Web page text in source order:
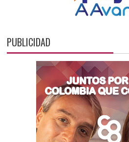
PUBLICIDAD